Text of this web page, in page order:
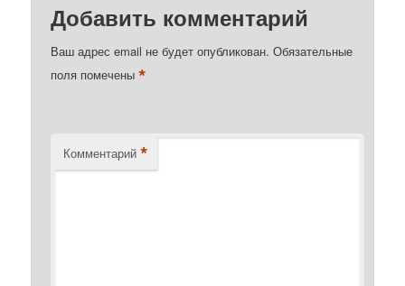
Добавить комментарий
Ваш адрес email не будет опубликован. Обязательные
поля помечены*
Комментарий *